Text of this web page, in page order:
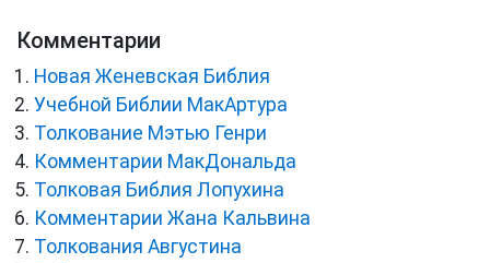
Комментарии
Новая Женевская Библия
Учебной Библии МакАртура
Толкование Мэтью Генри
Комментарии МакДональда
Толковая Библия Лопухина
Комментарии Жана Кальвина
Толкования Августина